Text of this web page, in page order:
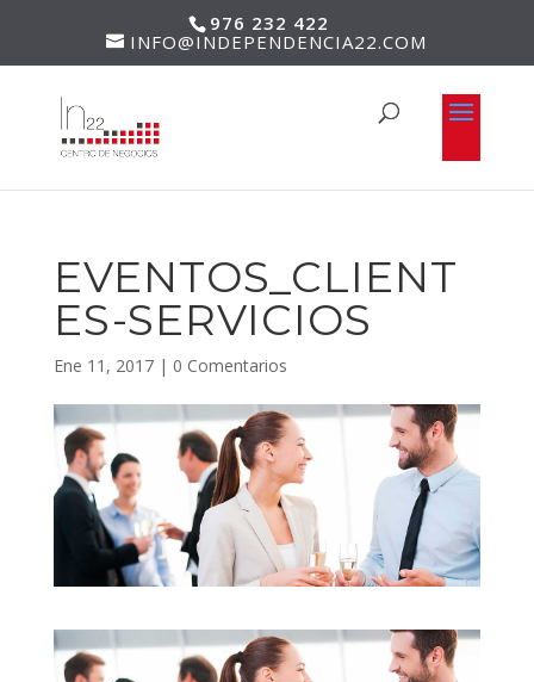
976 232 422
INFO@INDEPENDENCIA22.COM
EVENTOS_CLIENT
ES-SERVICIOS
Ene 11, 2017| 0 Comentarios